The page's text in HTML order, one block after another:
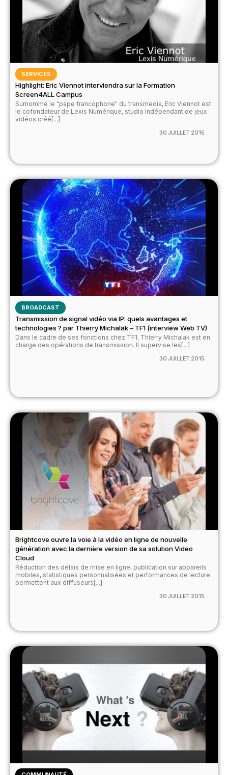
SERVICES
Highlight: Eric Viennot interviendra sur la Formation
Screen4ALL Campus
Surnommé le "pape francophone" du transmedia, Eric Viennot est
le cofondateur de Lexis Numérique, studio indépendant de jeux
vidéos créé[...]
30 JUILLET 2015
BROADCAST
Transmission de signal vidéo via IP: quels avantages et
technologies ? par Thierry Michalak – TF1 (interview Web TV)
Dans le cadre de ses fonctions chez TF1, Thierry Michalak est en
charge des opérations de transmission. Il supervise les[...]
30 JUILLET 2015
Brightcove ouvre la voie à la vidéo en ligne de nouvelle
génération avec la dernière version de sa solution Video
Cloud
Réduction des délais de mise en ligne, publication sur appareils
mobiles, statistiques personnalisées et performances de lecture
permettent aux diffuseurs[...]
30 JUILLET 2015